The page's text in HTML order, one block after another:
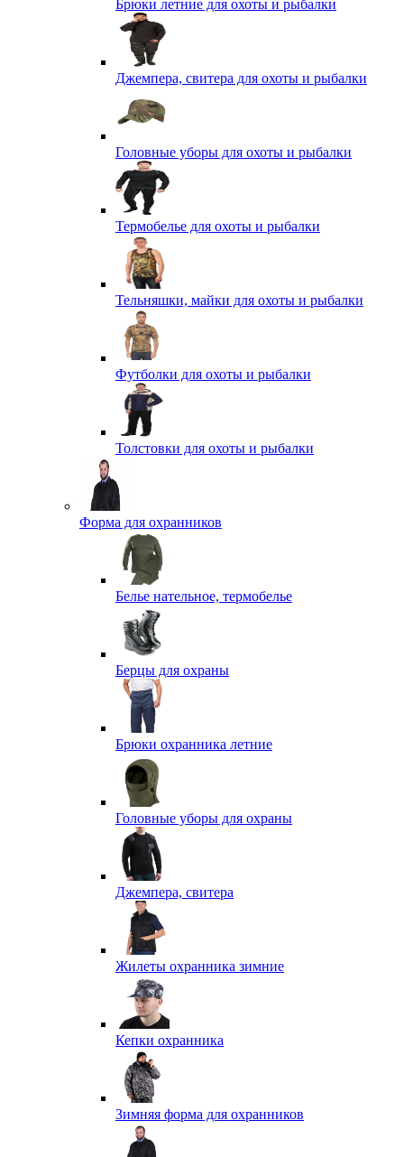
Брюки летние для охоты и рыбалки
Джемпера, свитера для охоты и рыбалки
Головные уборы для охоты и рыбалки
Термобелье для охоты и рыбалки
Тельняшки, майки для охоты и рыбалки
Футболки для охоты и рыбалки
Толстовки для охоты и рыбалки
Форма для охранников
Белье нательное, термобелье
Берцы для охраны
Брюки охранника летние
Головные уборы для охраны
Джемпера, свитера
Жилеты охранника зимние
Кепки охранника
Зимняя форма для охранников